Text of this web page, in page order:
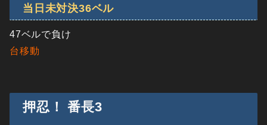
当日未対決36ベル
47ベルで負け
台移動
押忍！ 番長3